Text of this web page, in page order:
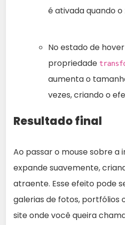
é ativada quando
No estado de
propriedade
aumenta o
vezes, criando o
Resultado final
Ao passar o mouse sobre a
expande suavemente,
atraente. Esse efeito pode
galerias de fotos, portfólios
site onde você queira